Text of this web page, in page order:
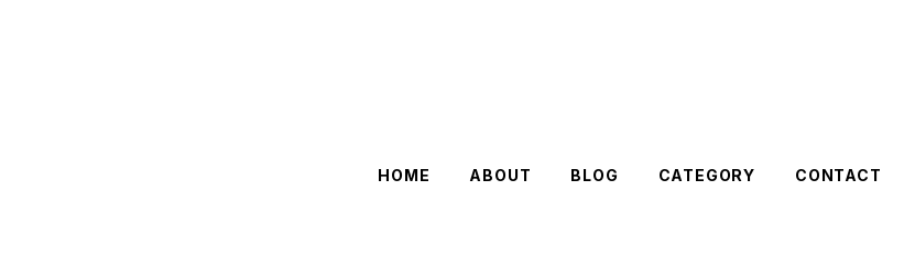
HOME ABOUT BLOG CATEGORY CONTACT